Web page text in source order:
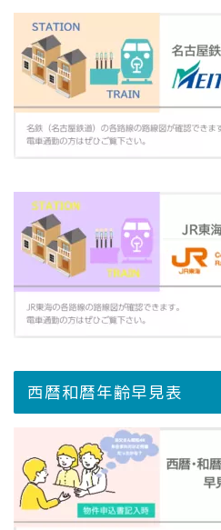
西暦和暦年齢早見表